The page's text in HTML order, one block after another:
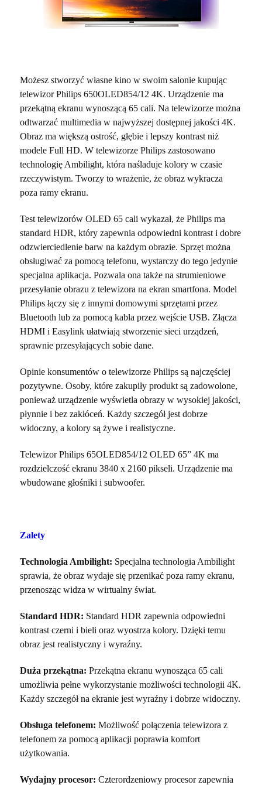
Możesz stworzyć własne kino w swoim salonie kupując
telewizor Philips 650OLED854/12 4K. Urządzenie ma
przekątną ekranu wynoszącą 65 cali. Na telewizorze można
odtwarzać multimedia w najwyższej dostępnej jakości 4K.
Obraz ma większą ostrość, głębie i lepszy kontrast niż
modele Full HD. W telewizorze Philips zastosowano
technologię Ambilight, która naśladuje kolory w czasie
rzeczywistym. Tworzy to wrażenie, że obraz wykracza
poza ramy ekranu.
Test telewizorów OLED 65 cali wykazał, że Philips ma
standard HDR, który zapewnia odpowiedni kontrast i dobre
odzwierciedlenie barw na każdym obrazie. Sprzęt można
obsługiwać za pomocą telefonu, wystarczy do tego jedynie
specjalna aplikacja. Pozwala ona także na strumieniowe
przesyłanie obrazu z telewizora na ekran smartfona. Model
Philips łączy się z innymi domowymi sprzętami przez
Bluetooth lub za pomocą kabla przez wejście USB. Złącza
HDMI i Easylink ułatwiają stworzenie sieci urządzeń,
sprawnie przesyłających sobie dane.
Opinie konsumentów o telewizorze Philips są najczęściej
pozytywne. Osoby, które zakupiły produkt są zadowolone,
ponieważ urządzenie wyświetla obrazy w wysokiej jakości,
płynnie i bez zakłóceń. Każdy szczegół jest dobrze
widoczny, a kolory są żywe i realistyczne.
Telewizor Philips 65OLED854/12 OLED 65” 4K ma
rozdzielczość ekranu 3840 x 2160 pikseli. Urządzenie ma
wbudowane głośniki i subwoofer.
Zalety
Technologia Ambilight: Specjalna technologia Ambilight
sprawia, że obraz wydaje się przenikać poza ramy ekranu,
przenosząc widza w wirtualny świat.
Standard HDR: Standard HDR zapewnia odpowiedni
kontrast czerni i bieli oraz wyostrza kolory. Dzięki temu
obraz jest realistyczny i wyraźny.
Duża przekątna: Przekątna ekranu wynosząca 65 cali
umożliwia pełne wykorzystanie możliwości technologii 4K.
Każdy szczegół na ekranie jest wyraźny i dobrze widoczny.
Obsługa telefonem: Możliwość połączenia telewizora z
telefonem za pomocą aplikacji poprawia komfort
użytkowania.
Wydajny procesor: Czterordzeniowy procesor zapewnia